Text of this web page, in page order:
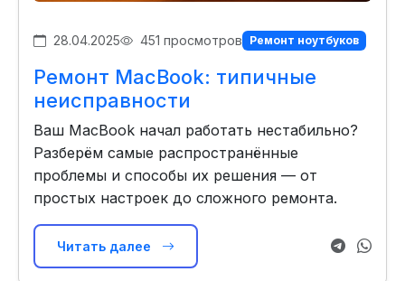
28.04.2025 451 просмотров Ремонт ноутбуков
Ремонт MacBook: типичные
неисправности
Ваш MacBook начал работать нестабильно?
Разберём самые распространённые
проблемы и способы их решения — от
простых настроек до сложного ремонта.
Читать далее